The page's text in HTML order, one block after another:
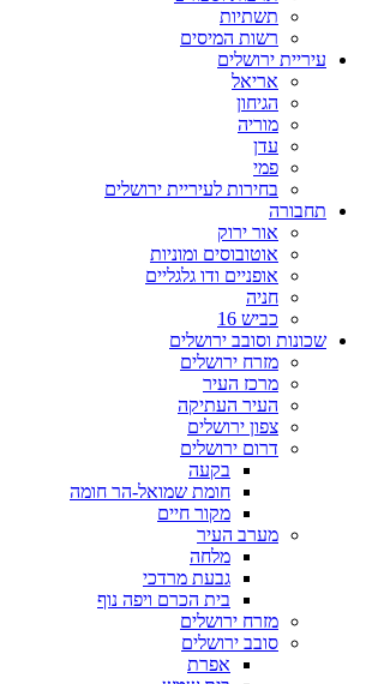
תשתיות
רשות המיסים
עיריית ירושלים
אריאל
הגיחון
מוריה
עדן
פמי
בחירות לעיריית ירושלים
תחבורה
אור ירוק
אוטובוסים ומוניות
אופניים ודו גלגליים
חניה
כביש 16
שכונות וסובב ירושלים
מזרח ירושלים
מרכז העיר
העיר העתיקה
צפון ירושלים
דרום ירושלים
בקעה
חומת שמואל-הר חומה
מקור חיים
מערב העיר
מלחה
גבעת מרדכי
בית הכרם ויפה נוף
מזרח ירושלים
סובב ירושלים
אפרת